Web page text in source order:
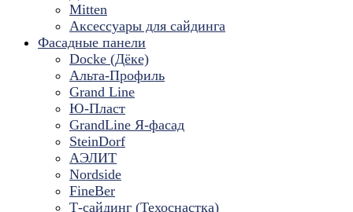
Mitten
Аксессуары для сайдинга
Фасадные панели
Docke (Дёке)
Альта-Профиль
Grand Line
Ю-Пласт
GrandLine Я-фасад
SteinDorf
АЭЛИТ
Nordside
FineBer
Т-сайдинг (Техоснастка)